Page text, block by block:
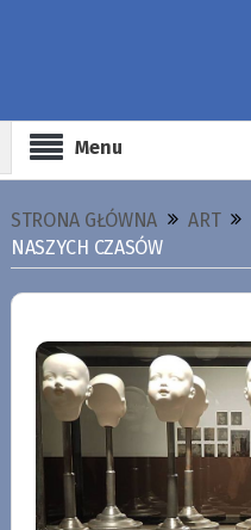
Menu
STRONA GŁÓWNA ART
NASZYCH CZASÓW